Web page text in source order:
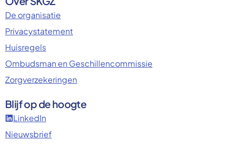
De organisatie
Privacystatement
Huisregels
Ombudsman en Geschillencommissie
Zorgverzekeringen
Blijf op de hoogte
LinkedIn
Nieuwsbrief